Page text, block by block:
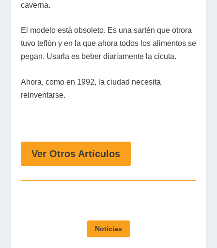
caverna.
El modelo está obsoleto. Es una sartén que otrora
tuvo teflón y en la que ahora todos los alimentos se
pegan. Usarla es beber diariamente la cicuta.
Ahora, como en 1992, la ciudad necesita
reinventarse.
Ver Otros Artículos
Noticias